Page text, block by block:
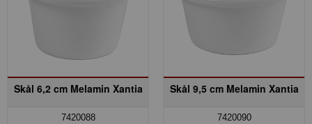
Skål 6,2 cm Melamin Xantia
7420088
Skål 9,5 cm Melamin Xantia
7420090